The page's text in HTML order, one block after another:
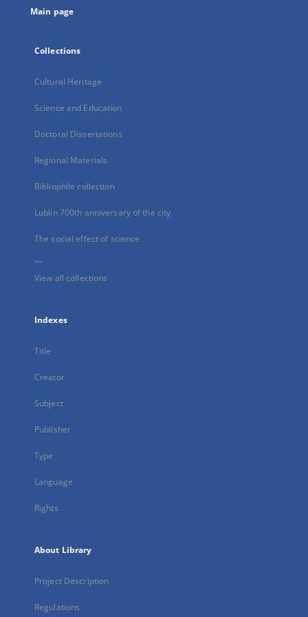
Main page
Collections
Cultural Heritage
Science and Education
Doctoral Dissertations
Regional Materials
Bibliophile collection
Lublin 700th anniversary of the city
The social effect of science
...
View all collections
Indexes
Title
Creator
Subject
Publisher
Type
Language
Rights
About Library
Project Description
Regulations